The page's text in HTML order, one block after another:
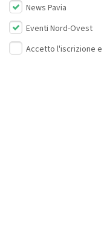
News Pavia
Eventi Nord-Ovest
Accetto l'iscrizione e